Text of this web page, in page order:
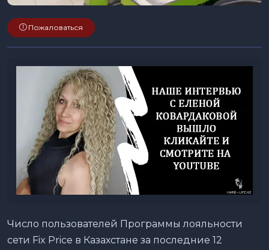
Пожаловаться
Число пользователей Программы лояльности
сети Fix Price в Казахстане за последние 12